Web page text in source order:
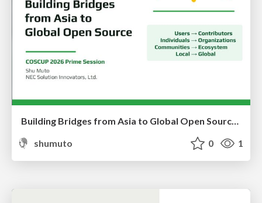
Building Bridges from Asia to Global Open Source - COSCUP 2026 Prime Session
shumuto
0 1